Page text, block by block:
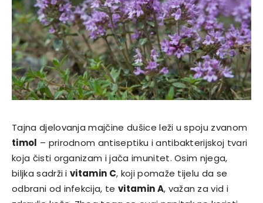
Tajna djelovanja majčine dušice leži u spoju zvanom
timol – prirodnom antiseptiku i antibakterijskoj tvari
koja čisti organizam i jača imunitet. Osim njega,
biljka sadrži ivitamin C, koji pomaže tijelu da se
odbrani od infekcija, tevitamin A, važan za vid i